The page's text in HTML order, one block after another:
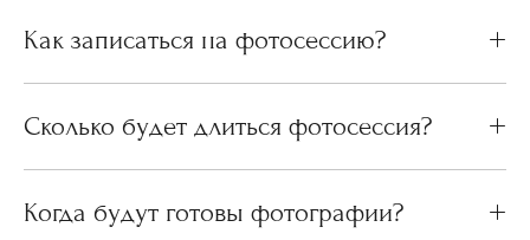
Как записаться на фотосессию?
Сколько будет длиться фотосессия?
Когда будут готовы фотографии?